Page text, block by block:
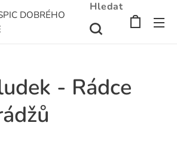
DOBRÉHO
Hledat
- Rádce